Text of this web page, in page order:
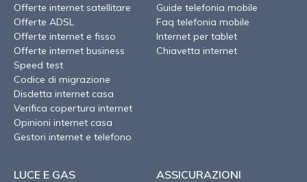
Offerte internet satellitare
Offerte ADSL
Offerte internet e fisso
Offerte internet business
Speed test
Codice di migrazione
Disdetta internet casa
Verifica copertura internet
Opinioni internet casa
Gestori internet e telefono
Guide telefonia mobile
Faq telefonia mobile
Internet per tablet
Chiavetta internet
LUCE E GAS ASSICURAZIONI